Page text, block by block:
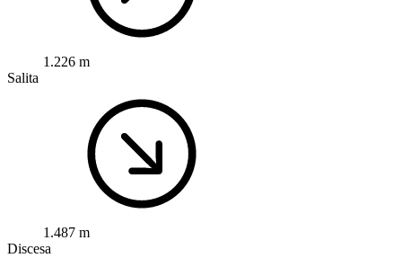
1.226 m
Salita
1.487 m
Discesa